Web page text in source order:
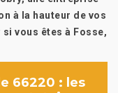
à la hauteur de vos
vous êtes à Fosse,
66220 : les